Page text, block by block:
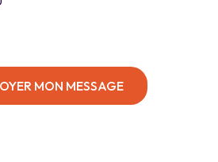
MON MESSAGE